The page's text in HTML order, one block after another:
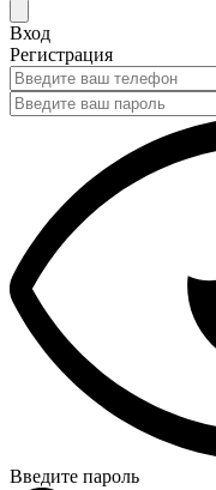
Вход
Регистрация
Введите пароль